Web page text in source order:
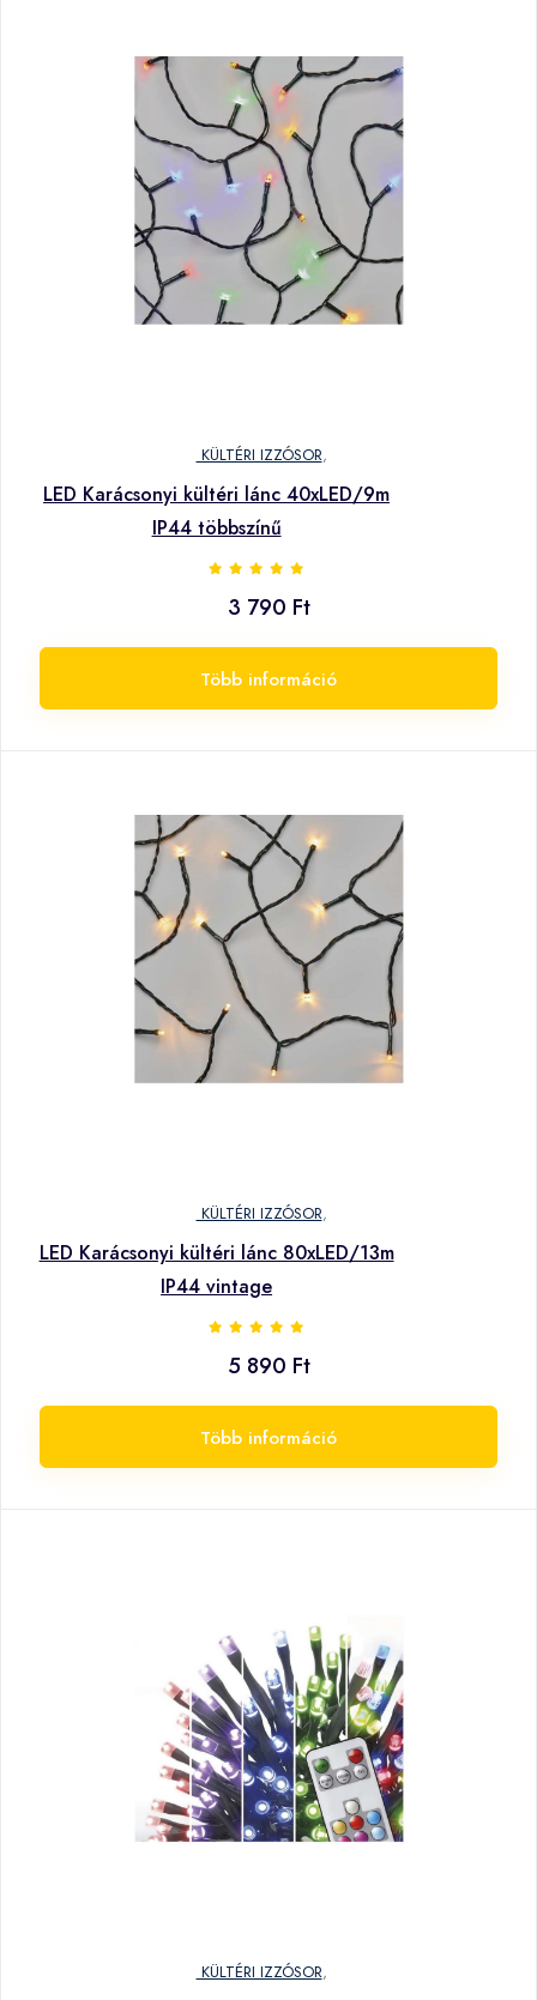
KÜLTÉRI IZZÓSOR,
LED Karácsonyi kültéri lánc 40xLED/9m
IP44 többszínű
3 790 Ft
Több információ
KÜLTÉRI IZZÓSOR,
LED Karácsonyi kültéri lánc 80xLED/13m
IP44 vintage
5 890 Ft
Több információ
KÜLTÉRI IZZÓSOR,